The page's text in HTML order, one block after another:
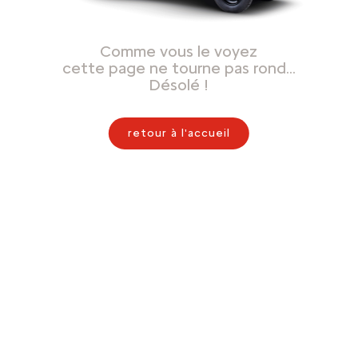
Comme vous le voyez
cette page ne tourne pas rond…
Désolé !
retour à l'accueil